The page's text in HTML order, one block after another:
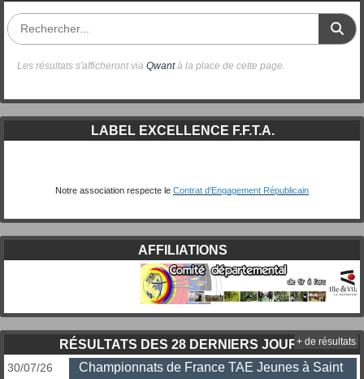
Les résultats s'afficheront via Qwantà la place de cette page.
LABEL EXCELLENCE F.F.T.A.
Notre association respecte le Contrat d'Engagement Républicain
AFFILIATIONS
RÉSULTATS DES 28 DERNIERS JOURS
30/07/26 Championnats de France TAE Jeunes à Saint
+ de résultats